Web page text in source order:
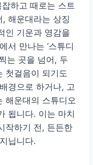
하고 때로는 스트
해운대라는 상징
인 기운과 영감을
서 만나는 ‘스튜디
는 곳을 넘어, 두
첫걸음이 되기도
경으로 하거나, 고
해운대의 스튜디오
됩니다. 이는 마치
작하기 전, 든든한
닙니다.